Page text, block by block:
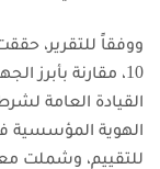
10، مقارنة بأبرز
القيادة العامة
الهوية المؤسسية